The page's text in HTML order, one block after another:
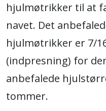
hjulmøtrikker til at
navet. Det
hjulmøtrikker er 7/
(indpresning) for
anbefalede
tommer.